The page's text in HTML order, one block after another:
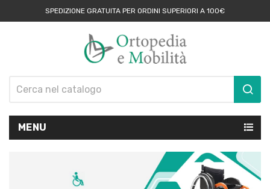
SPEDIZIONE GRATUITA PER ORDINI SUPERIORI A 100€
MENU